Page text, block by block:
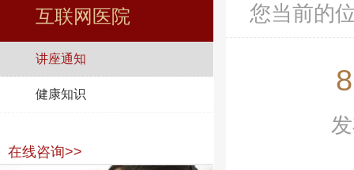
互联网医院
讲座通知
健康知识
在线咨询>>
您当前的